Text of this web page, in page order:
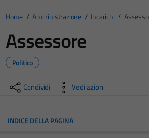
Home / Amministrazione / Incarichi /
Assessore
Politico
Condividi Vedi azioni
INDICE DELLA PAGINA